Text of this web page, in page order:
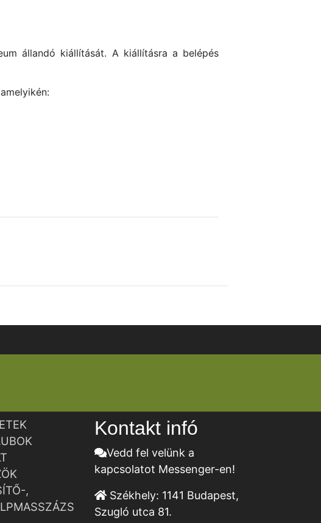
állandó kiállítását. A kiállításra a belépés
,
Kontakt infó
Vedd fel velünk a
kapcsolatot Messenger-en!
Székhely: 1141 Budapest,
Szugló utca 81.